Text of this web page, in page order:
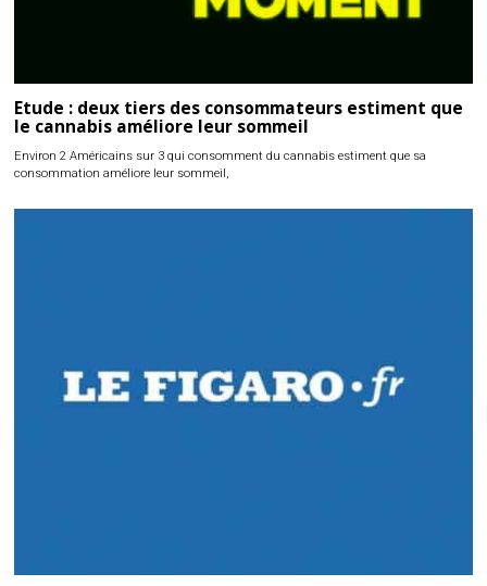
Etude : deux tiers des consommateurs estiment que
le cannabis améliore leur sommeil
Environ 2 Américains sur 3 qui consomment du cannabis estiment que sa
consommation améliore leur sommeil,